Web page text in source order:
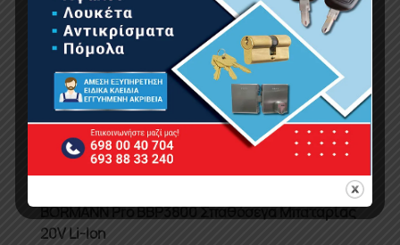
BORMANN Pro BBP3800 Σπαθόσεγα Μπαταρίας
20V Li-Ion